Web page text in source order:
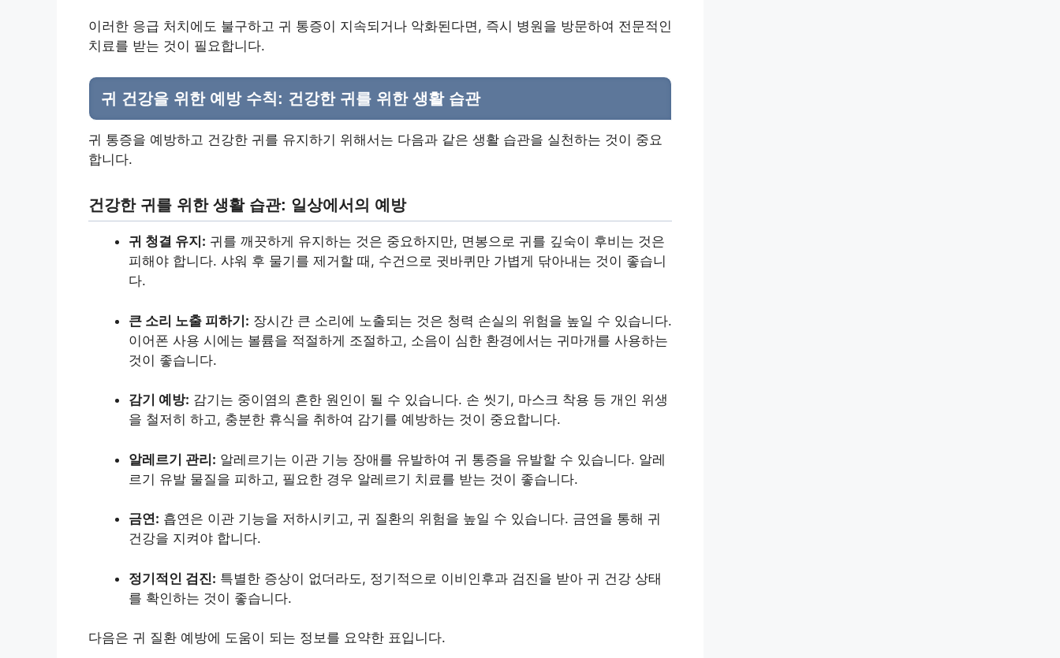
이러한 응급 처치에도 불구하고 귀 통증이 지속되거나 악화된다면, 즉시 병원을 방문하여 전문적인
치료를 받는 것이 필요합니다.
귀 건강을 위한 예방 수칙: 건강한 귀를 위한 생활 습관
귀 통증을 예방하고 건강한 귀를 유지하기 위해서는 다음과 같은 생활 습관을 실천하는 것이 중요
합니다.
건강한 귀를 위한 생활 습관: 일상에서의 예방
귀 청결 유지: 귀를 깨끗하게 유지하는 것은 중요하지만, 면봉으로 귀를 깊숙이 후비는 것은
피해야 합니다. 샤워 후 물기를 제거할 때, 수건으로 귓바퀴만 가볍게 닦아내는 것이 좋습니
다.
큰 소리 노출 피하기: 장시간 큰 소리에 노출되는 것은 청력 손실의 위험을 높일 수 있습니다.
이어폰 사용 시에는 볼륨을 적절하게 조절하고, 소음이 심한 환경에서는 귀마개를 사용하는
것이 좋습니다.
감기 예방: 감기는 중이염의 흔한 원인이 될 수 있습니다. 손 씻기, 마스크 착용 등 개인 위생
을 철저히 하고, 충분한 휴식을 취하여 감기를 예방하는 것이 중요합니다.
알레르기 관리: 알레르기는 이관 기능 장애를 유발하여 귀 통증을 유발할 수 있습니다. 알레
르기 유발 물질을 피하고, 필요한 경우 알레르기 치료를 받는 것이 좋습니다.
금연: 흡연은 이관 기능을 저하시키고, 귀 질환의 위험을 높일 수 있습니다. 금연을 통해 귀
건강을 지켜야 합니다.
정기적인 검진: 특별한 증상이 없더라도, 정기적으로 이비인후과 검진을 받아 귀 건강 상태
를 확인하는 것이 좋습니다.
다음은 귀 질환 예방에 도움이 되는 정보를 요약한 표입니다.